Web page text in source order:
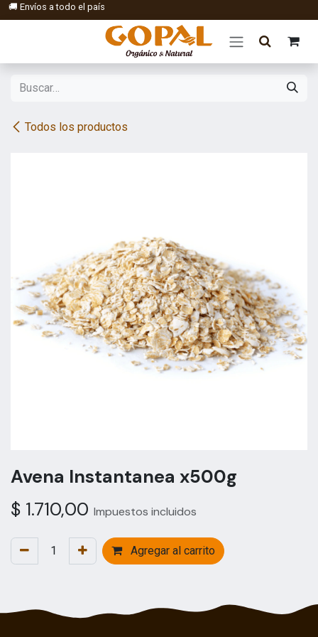
Ir al contenido
🚚 Envíos a todo el país
Todos los productos
Avena Instantanea x500g
$ 1.710,00 Impuestos incluidos
Agregar al carrito